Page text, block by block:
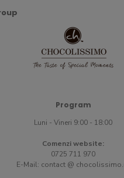
Program
Luni - Vineri 9:00 - 18:00
Comenzi website:
0725 711 970
E-Mail: contact @